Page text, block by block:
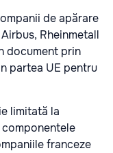
de apărare
Rheinmetall
document prin
partea UE pentru
limitată la
franceze